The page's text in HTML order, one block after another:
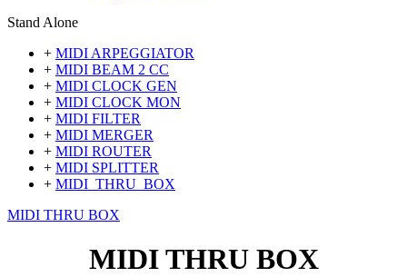
Stand Alone
+ MIDI ARPEGGIATOR
+ MIDI BEAM 2 CC
+ MIDI CLOCK GEN
+ MIDI CLOCK MON
+ MIDI FILTER
+ MIDI MERGER
+ MIDI ROUTER
+ MIDI SPLITTER
+ MIDI_THRU_BOX
MIDI THRU BOX
MIDI THRU BOX